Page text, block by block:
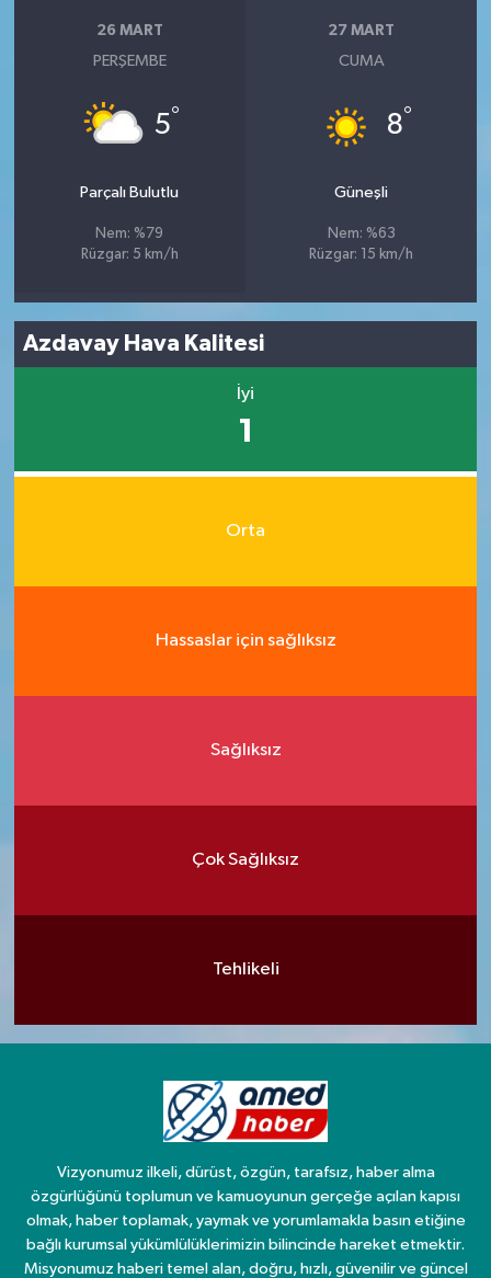
26 MART
PERŞEMBE
5°
Parçalı Bulutlu
Nem: %79
Rüzgar: 5 km/h
27 MART
CUMA
8°
Güneşli
Nem: %63
Rüzgar: 15 km/h
Azdavay Hava Kalitesi
İyi
1
Orta
Hassaslar için sağlıksız
Sağlıksız
Çok Sağlıksız
Tehlikeli
Vizyonumuz ilkeli, dürüst, özgün, tarafsız, haber alma
özgürlüğünü toplumun ve kamuoyunun gerçeğe açılan kapısı
olmak, haber toplamak, yaymak ve yorumlamakla basın etiğine
bağlı kurumsal yükümlülüklerimizin bilincinde hareket etmektir.
Misyonumuz haberi temel alan, doğru, hızlı, güvenilir ve güncel